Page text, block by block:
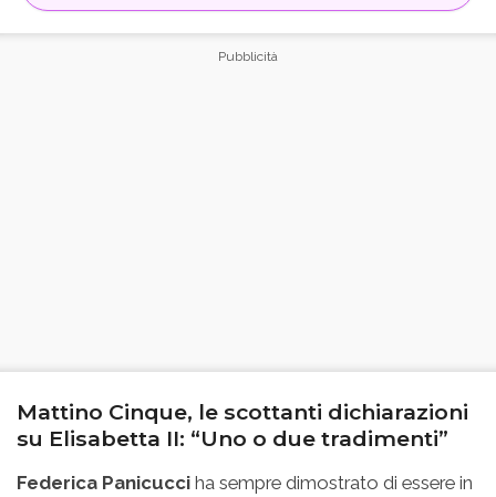
Mattino Cinque, le scottanti dichiarazioni
su Elisabetta II: “Uno o due tradimenti”
Federica Panicucci ha sempre dimostrato di essere in